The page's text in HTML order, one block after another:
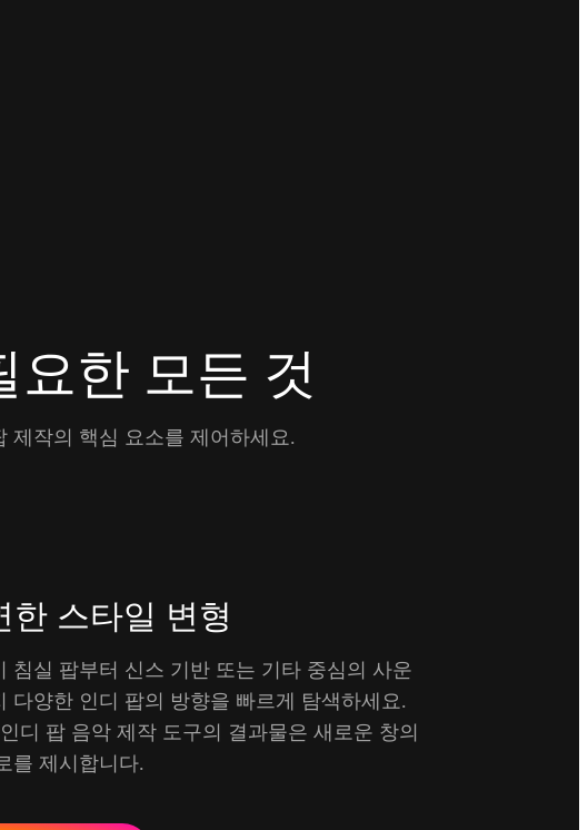
한 모든 것
제작의 핵심 요소를 제어하세요.
한 스타일 변형
침실 팝부터 신스 기반 또는 기타 중심의 사운
다양한 인디 팝의 방향을 빠르게 탐색하세요.
디 팝 음악 제작 도구의 결과물은 새로운 창의
를 제시합니다.